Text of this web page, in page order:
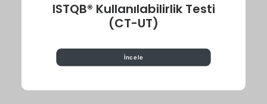
ISTQB® Kullanılabilirlik Testi
(CT-UT)
İncele